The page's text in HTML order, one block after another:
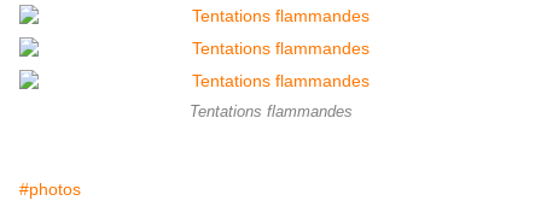
Tentations flammandes
#photos